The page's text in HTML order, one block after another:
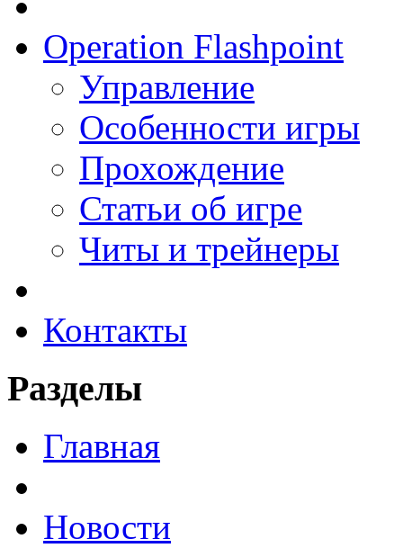
Operation Flashpoint
Управление
Особенности игры
Прохождение
Статьи об игре
Читы и трейнеры
Контакты
Разделы
Главная
Новости